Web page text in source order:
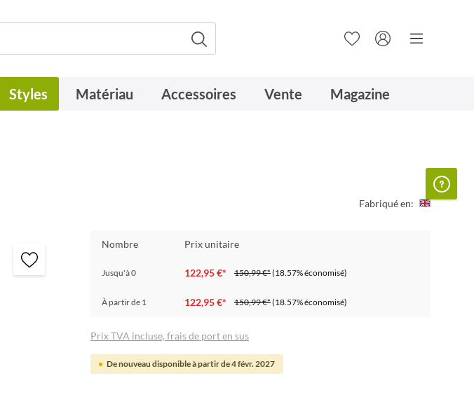
Styles Matériau Accessoires Vente Magazine
Fabriqué en:
Nombre Prix unitaire
Jusqu'à0 122,95 €* 150,99 €*(18.57% économisé)
À partir de 1 122,95 €* 150,99 €*(18.57% économisé)
Prix TVA incluse, frais de port en sus
De nouveau disponible à partir de 4 févr. 2027